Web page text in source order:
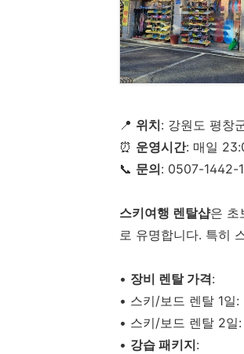
📍 위치: 강원도 평창
⏰ 운영시간: 매일
📞 문의: 0507-1442-
스키여행 렌탈샵은 초
로 유명합니다. 특히
• 장비 렌탈 가격:
• 스키/보드 렌탈 1일
• 스키/보드 렌탈 2일
• 강습 패키지: